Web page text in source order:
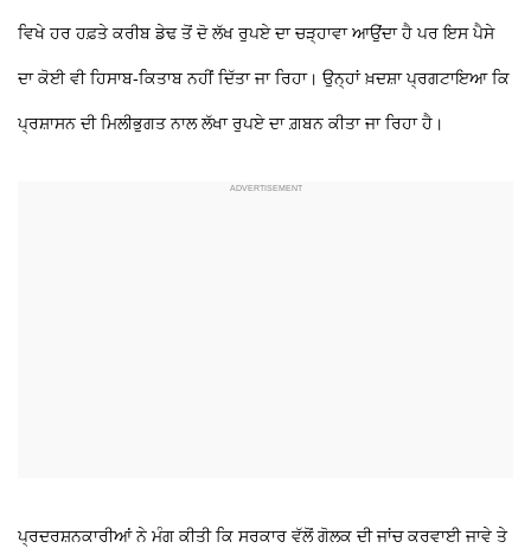
ਵਿਖੇ ਹਰ ਹਫ਼ਤੇ ਕਰੀਬ ਡੇਢ ਤੋਂ ਦੋ ਲੱਖ ਰੁਪਏ ਦਾ ਚੜ੍ਹਾਵਾ ਆਉਂਦਾ ਹੈ ਪਰ ਇਸ ਪੈਸੇ
ਦਾ ਕੋਈ ਵੀ ਹਿਸਾਬ-ਕਿਤਾਬ ਨਹੀਂ ਦਿੱਤਾ ਜਾ ਰਿਹਾ। ਉਨ੍ਹਾਂ ਖ਼ਦਸ਼ਾ ਪ੍ਰਗਟਾਇਆ ਕਿ
ਪ੍ਰਸ਼ਾਸਨ ਦੀ ਮਿਲੀਭੁਗਤ ਨਾਲ ਲੱਖਾ ਰੁਪਏ ਦਾ ਗ਼ਬਨ ਕੀਤਾ ਜਾ ਰਿਹਾ ਹੈ।
ਪ੍ਰਦਰਸ਼ਨਕਾਰੀਆਂ ਨੇ ਮੰਗ ਕੀਤੀ ਕਿ ਸਰਕਾਰ ਵੱਲੋਂ ਗੋਲਕ ਦੀ ਜਾਂਚ ਕਰਵਾਈ ਜਾਵੇ ਤੇ